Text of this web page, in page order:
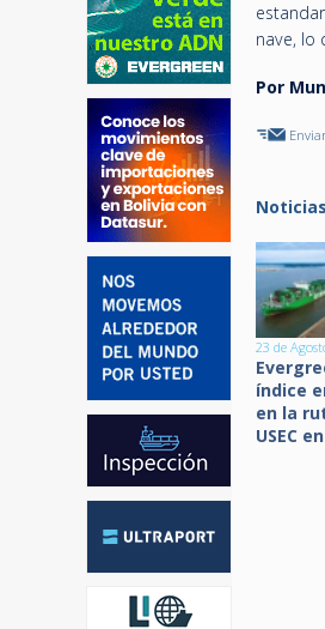
nave, lo
Por
23 de
índice
en la
USEC